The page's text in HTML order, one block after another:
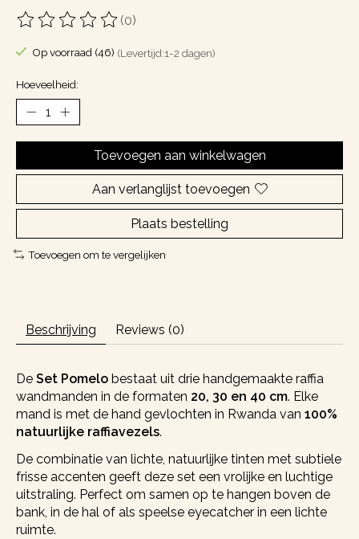
De beoordeling van dit product is
(0)
Op voorraad (46) (Levertijd:1-2 dagen)
Hoeveelheid:
Toevoegen aan winkelwagen
Aan verlanglijst toevoegen
Plaats bestelling
Toevoegen om te vergelijken
Beschrijving Reviews (0)
De Set Pomelo bestaat uit drie handgemaakte raffia
wandmanden in de formaten 20, 30 en 40 cm. Elke
mand is met de hand gevlochten in Rwanda van 100%
natuurlijke raffiavezels.
De combinatie van lichte, natuurlijke tinten met subtiele
frisse accenten geeft deze set een vrolijke en luchtige
uitstraling. Perfect om samen op te hangen boven de
bank, in de hal of als speelse eyecatcher in een lichte
ruimte.